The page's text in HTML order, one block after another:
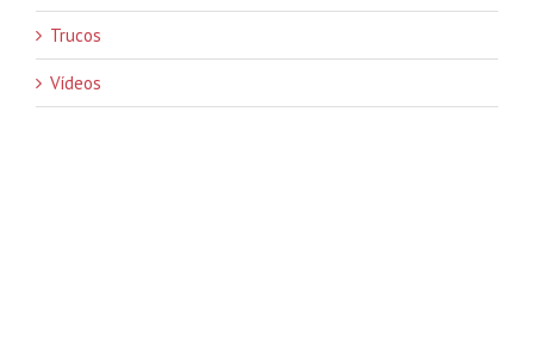
Trucos
Vídeos